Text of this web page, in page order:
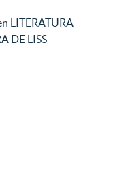
LITERATURA
DE LISS